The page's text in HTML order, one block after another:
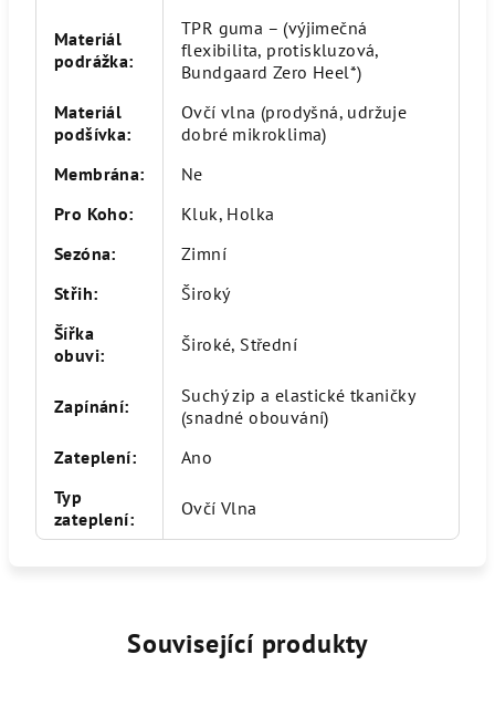
Materiál
podrážka:
TPR guma – (výjimečná
flexibilita, protiskluzová,
Bundgaard Zero Heel*)
Materiál
podšívka:
Ovčí vlna (prodyšná, udržuje
dobré mikroklima)
Membrána:
Ne
Pro Koho:
Kluk, Holka
Sezóna:
Zimní
Střih:
Široký
Šířka
obuvi: Široké, Střední
Zapínání:
Suchý zip a elastické tkaničky
(snadné obouvání)
Zateplení:
Ano
Typ
zateplení: Ovčí Vlna
Související produkty